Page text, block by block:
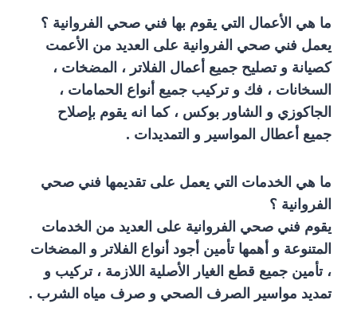
ما هي الأعمال التي يقوم بها فني صحي الفروانية ؟
يعمل فني صحي الفروانية على العديد من الأعمت
كصيانة و تصليح جميع أعمال الفلاتر ، المضخات ،
السخانات ، فك و تركيب جميع أنواع الحمامات ،
الجاكوزي و الشاور بوكس ، كما انه يقوم بإصلاح
جميع أعطال المواسير و التمديدات .
ما هي الخدمات التي يعمل على تقديمها فني صحي
الفروانية ؟
يقوم فني صحي الفروانية على العديد من الخدمات
المتنوعة و أهمها تأمين أجود أنواع الفلاتر و المضخات
، تأمين جميع قطع الغيار الأصلية اللازمة ، تركيب و
تمديد مواسير الصرف الصحي و صرف مياه الشرب .